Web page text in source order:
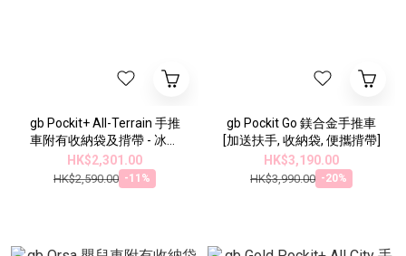
gb Pockit+ All-Terrain 手推
車附有收納袋及揹帶 - 冰川
藍
HK$2,301.00
HK$2,590.00 -11%
gb Pockit Go 鎂合金手推車
[加送扶手, 收納袋, 便攜揹帶]
HK$3,190.00
HK$3,990.00 -20%